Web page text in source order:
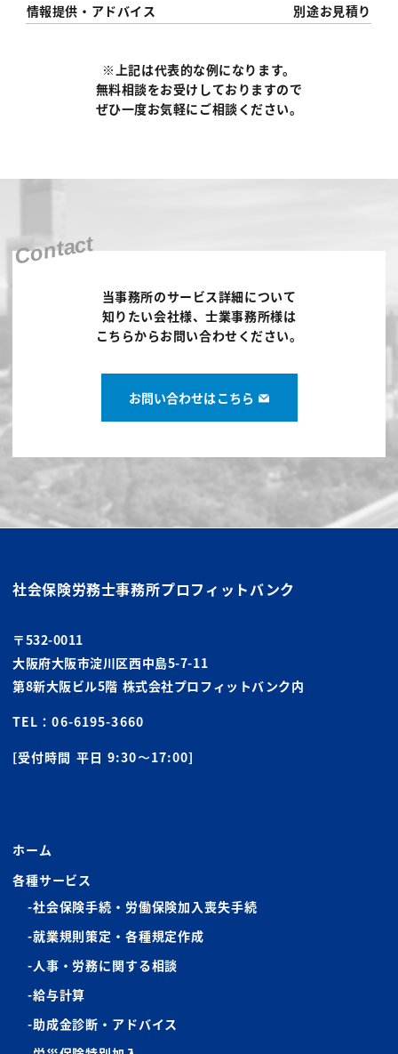
情報提供・アドバイス 別途お見積り
※上記は代表的な例になります。
無料相談をお受けしておりますので
ぜひ一度お気軽にご相談ください。
Contact
当事務所のサービス詳細について
知りたい会社様、士業事務所様は
こちらからお問い合わせください。
お問い合わせはこちら
社会保険労務士事務所プロフィットバンク
〒532-0011
大阪府大阪市淀川区西中島5-7-11
第8新大阪ビル5階 株式会社プロフィットバンク内
TEL：06-6195-3660
[受付時間 平日 9:30〜17:00]
ホーム
各種サービス
社会保険手続・労働保険加入喪失手続
就業規則策定・各種規定作成
人事・労務に関する相談
給与計算
助成金診断・アドバイス